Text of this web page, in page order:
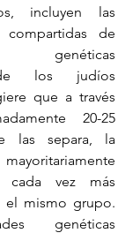
incluyen las
compartidas de
genéticas
de los judíos
que a través
20-25
las separa, la
cada vez más
el mismo grupo.
genéticas